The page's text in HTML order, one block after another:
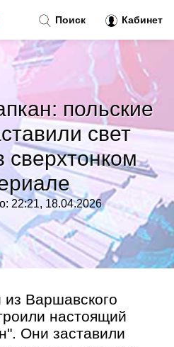
польские
свет
сверхтонком
22:21, 18.04.2026
Варшавского
настоящий
Они заставили
Поиск Кабинет